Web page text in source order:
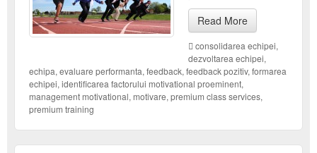
Read More
consolidarea echipei,
dezvoltarea echipei,
echipa, evaluare performanta, feedback, feedback pozitiv, formarea
echipei, identificarea factorului motivational proeminent,
management motivational, motivare, premium class services,
premium training